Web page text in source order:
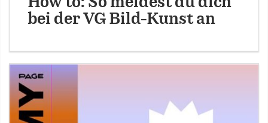
bei der VG Bild-Kunst an